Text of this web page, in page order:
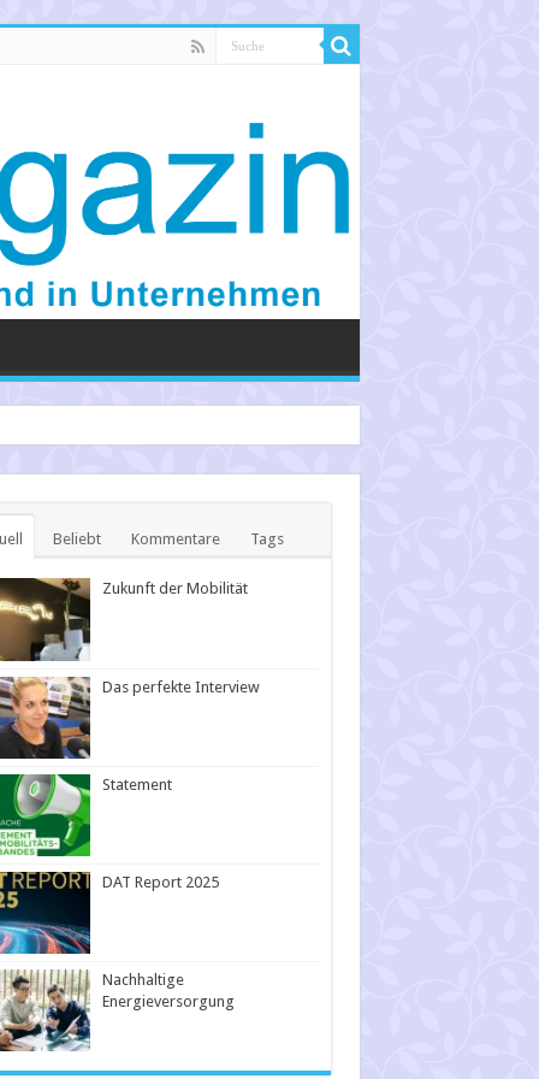
Beliebt Kommentare Tags
Zukunft der Mobilität
Das perfekte Interview
Statement
DAT Report 2025
Nachhaltige
Energieversorgung